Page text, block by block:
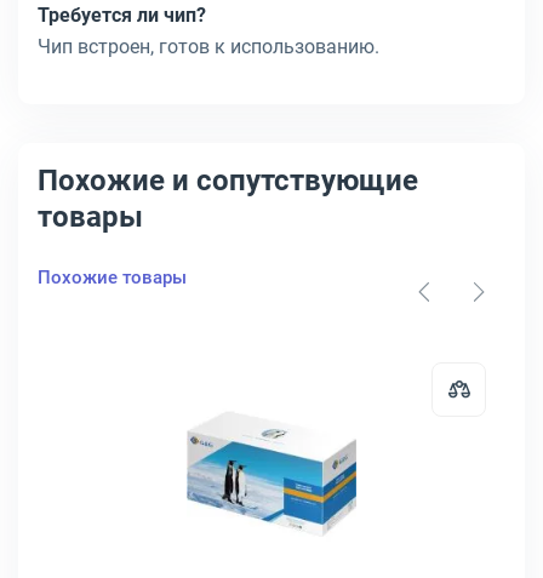
Требуется ли чип?
Чип встроен, готов к использованию.
Похожие и сопутствующие
товары
Похожие товары
HP Inc. 312X Лазерный Черный 4400стр, CF380X
Открыть товар: Тонер-картридж